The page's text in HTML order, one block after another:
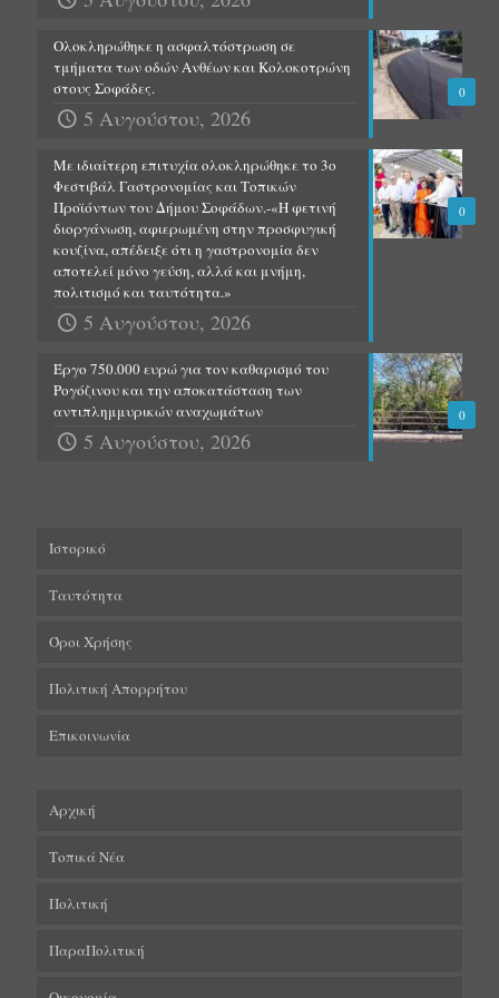
0
Ολοκληρώθηκε η ασφαλτόστρωση σε
τμήματα των οδών Ανθέων και Κολοκοτρώνη
στους Σοφάδες.
5 Αυγούστου, 2026
0
Με ιδιαίτερη επιτυχία ολοκληρώθηκε το 3ο
Φεστιβάλ Γαστρονομίας και Τοπικών
Προϊόντων του Δήμου Σοφάδων.-«Η φετινή
διοργάνωση, αφιερωμένη στην προσφυγική
κουζίνα, απέδειξε ότι η γαστρονομία δεν
αποτελεί μόνο γεύση, αλλά και μνήμη,
πολιτισμό και ταυτότητα.»
5 Αυγούστου, 2026
0
Έργο 750.000 ευρώ για τον καθαρισμό του
Ρογόζινου και την αποκατάσταση των
αντιπλημμυρικών αναχωμάτων
5 Αυγούστου, 2026
Ιστορικό
Ταυτότητα
Όροι Χρήσης
Πολιτική Απορρήτου
Επικοινωνία
Αρχική
Τοπικά Νέα
Πολιτική
ΠαραΠολιτική